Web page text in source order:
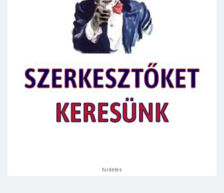
hirdetés